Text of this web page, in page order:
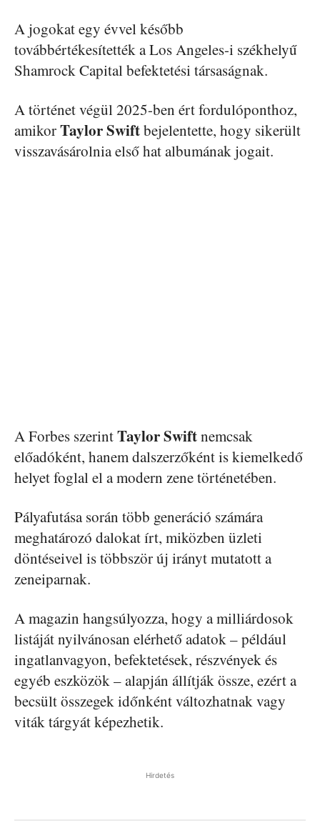
A jogokat egy évvel később
továbbértékesítették a Los Angeles-i székhelyű
Shamrock Capital befektetési társaságnak.
A történet végül 2025-ben ért fordulóponthoz,
amikorTaylor Swiftbejelentette, hogy sikerült
visszavásárolnia első hat albumának jogait.
A Forbes szerintTaylor Swiftnemcsak
előadóként, hanem dalszerzőként is kiemelkedő
helyet foglal el a modern zene történetében.
Pályafutása során több generáció számára
meghatározó dalokat írt, miközben üzleti
döntéseivel is többször új irányt mutatott a
zeneiparnak.
A magazin hangsúlyozza, hogy a milliárdosok
listáját nyilvánosan elérhető adatok – például
ingatlanvagyon, befektetések, részvények és
egyéb eszközök – alapján állítják össze, ezért a
becsült összegek időnként változhatnak vagy
viták tárgyát képezhetik.
Hirdetés